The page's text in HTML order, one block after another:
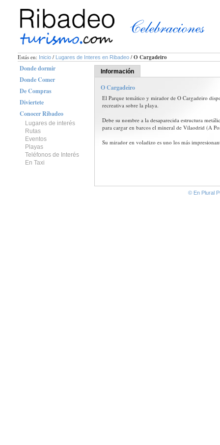
Estás en: Inicio / Lugares de Interes en Ribadeo / O Cargadeiro
Donde dormir
Donde Comer
De Compras
Diviertete
Conocer Ribadeo
Lugares de interés
Rutas
Eventos
Playas
Teléfonos de Interés
En Taxi
Información
O Cargadeiro
El Parque temático y mirador de O Cargadeiro
recreativa sobre la playa.
Debe su nombre a la desaparecida estructura
para cargar en barcos el mineral de Vilaodrid (A
Su mirador en voladizo es uno los más
© En Plural